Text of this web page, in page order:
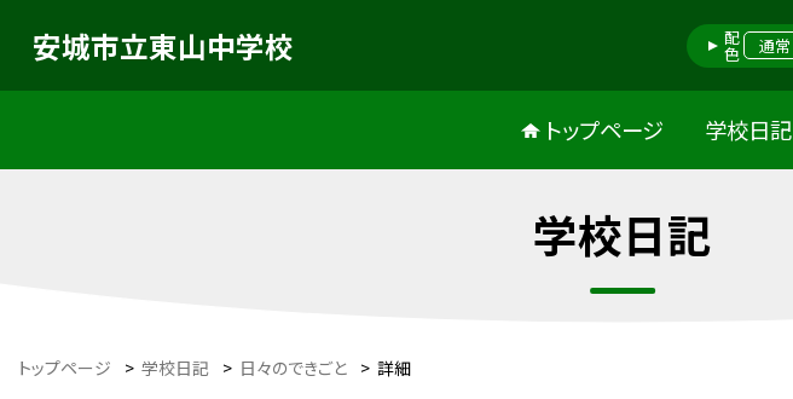
安城市立東山中学校 配色 通常
トップページ 学校日記
学校日記
トップページ > 学校日記 > 日々のできごと > 詳細